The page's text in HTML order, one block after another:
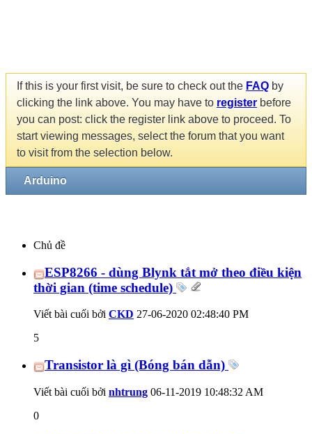
If this is your first visit, be sure to check out the FAQ by
clicking the link above. You may have to register before
you can post: click the register link above to proceed. To
start viewing messages, select the forum that you want
to visit from the selection below.
Arduino
Chủ đề
ESP8266 - dùng Blynk tắt mở theo điều kiện
thời gian (time schedule)
Viết bài cuối bởi CKD 27-06-2020 02:48:40 PM
5
Transistor là gì (Bóng bán dẫn)
Viết bài cuối bởi nhtrung 06-11-2019 10:48:32 AM
0